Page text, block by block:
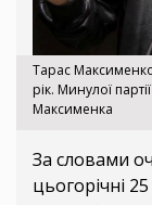
Тарас
рік. Минулої
Максименка
За словами
цьогорічні